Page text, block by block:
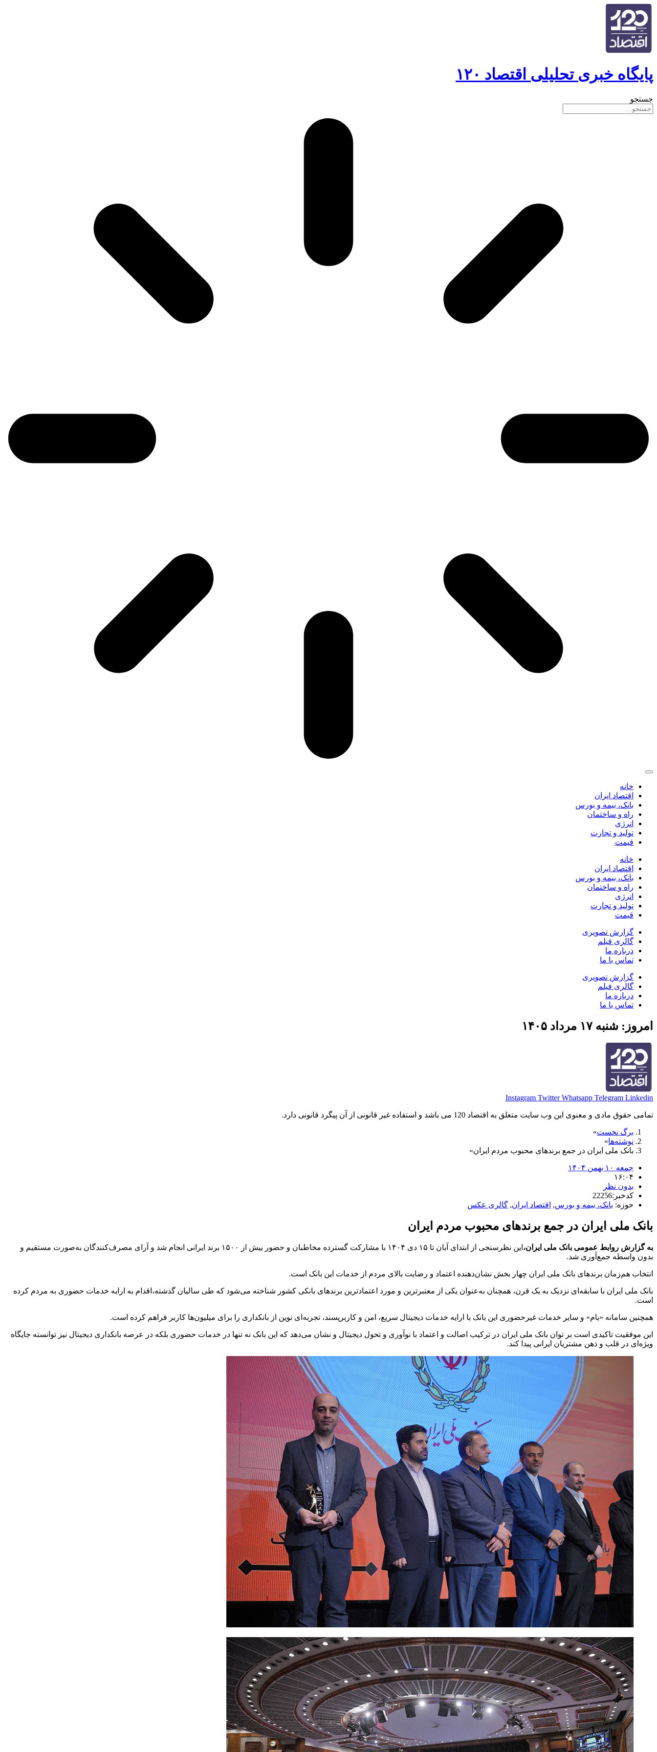
پایگاه خبری تحلیلی اقتصاد ۱۲۰
جستجو
خانه
اقتصاد ایران
بانک، بیمه و بورس
راه و ساختمان
انرژی
تولید و تجارت
قیمت
خانه
اقتصاد ایران
بانک، بیمه و بورس
راه و ساختمان
انرژی
تولید و تجارت
قیمت
گزارش تصویری
گالری فیلم
درباره ما
تماس با ما
گزارش تصویری
گالری فیلم
درباره ما
تماس با ما
امروز: شنبه ۱۷ مرداد ۱۴۰۵
Instagram Twitter Whatsapp Telegram Linkedin
تمامی حقوق مادی و معنوی این وب سایت متعلق به اقتصاد 120 می باشد و استفاده غیر قانونی از آن پیگرد قانونی دارد.
برگ نخست
نوشته‌ها
بانک ملی ایران در جمع برندهای محبوب مردم ایران
جمعه ۱۰ بهمن ۱۴۰۴
۱۶:۰۴
بدون نظر
کدخبر:22256
حوزه: بانک، بیمه و بورس, اقتصاد ایران, گالری عکس
بانک ملی ایران در جمع برندهای محبوب مردم ایران
به گزارش روابط عمومی بانک ملی ایران،
این نظرسنجی از ابتدای آبان تا ۱۵ دی ۱۴۰۴ با مشارکت گسترده مخاطبان و حضور بیش از ۱۵۰۰ برند ایرانی انجام شد و آرای مصرف‌کنندگان به‌صورت مستقیم و
بدون واسطه جمع‌آوری شد.
انتخاب هم‌زمان برندهای بانک ملی ایران چهار بخش نشان‌دهنده اعتماد و رضایت بالای مردم از خدمات این بانک است.
بانک ملی ایران با سابقه‌ای نزدیک به یک قرن، همچنان به‌عنوان یکی از معتبرترین و مورد اعتمادترین برندهای بانکی کشور شناخته می‌شود که طی سالیان گذشته،اقدام به ارایه خدمات حضوری به مردم کرده
است.
همچنین سامانه «بام» و سایر خدمات غیرحضوری این بانک با ارایه خدمات دیجیتال سریع، امن و کاربرپسند، تجربه‌ای نوین از بانکداری را برای میلیون‌ها کاربر فراهم کرده است.
این موفقیت تاکیدی است بر توان بانک ملی ایران در ترکیب اصالت و اعتماد با نوآوری و تحول دیجیتال و نشان می‌دهد که این بانک نه تنها در خدمات حضوری بلکه در عرصه بانکداری دیجیتال نیز توانسته جایگاه
ویژه‌ای در قلب و ذهن مشتریان ایرانی پیدا کند.